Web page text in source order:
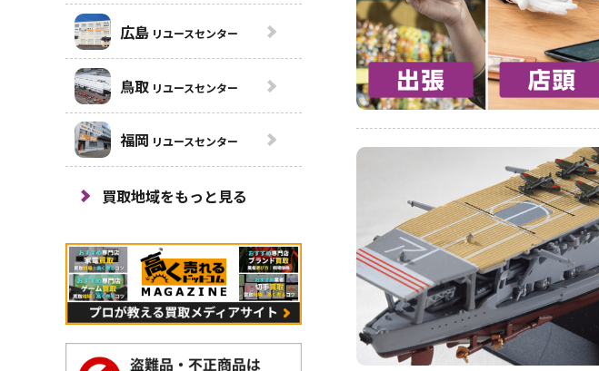
広島 リユースセンター
鳥取 リユースセンター
福岡 リユースセンター
買取地域をもっと見る